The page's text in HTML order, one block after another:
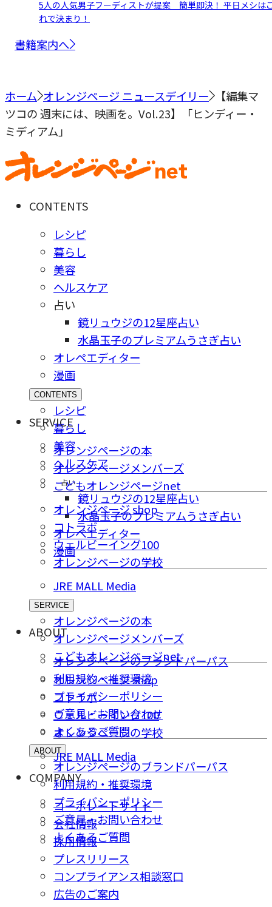
5人の人気男子フーディストが提案 簡単即決！ 平日メシは
れで決まり！
書籍案内へ
ホーム オレンジページ ニュースデイリー
【編集マ
ツコの 週末には、映画を。Vol.23】「ヒンディー・
ミディアム」
CONTENTS
レシピ
暮らし
美容
ヘルスケア
占い
鏡リュウジの12星座占い
水晶玉子のプレミアムうさぎ占い
オレペエディター
漫画
CONTENTS
レシピ
暮らし
美容
ヘルスケア
占い
鏡リュウジの12星座占い
水晶玉子のプレミアムうさぎ占い
オレペエディター
漫画
SERVICE
オレンジページの本
オレンジページメンバーズ
こどもオレンジページnet
オレンジページ shop
コトラボ
ウェルビーイング100
オレンジページの学校
JRE MALL Media
SERVICE
オレンジページの本
オレンジページメンバーズ
こどもオレンジページnet
オレンジページ shop
コトラボ
ウェルビーイング100
オレンジページの学校
JRE MALL Media
ABOUT
オレンジページのブランドパーパス
利用規約・推奨環境
プライバシーポリシー
ご意⾒・お問い合わせ
よくあるご質問
ABOUT
オレンジページのブランドパーパス
利用規約・推奨環境
プライバシーポリシー
ご意⾒・お問い合わせ
よくあるご質問
COMPANY
コーポレートサイト
会社情報
採⽤情報
プレスリリース
コンプライアンス相談窓⼝
広告のご案内